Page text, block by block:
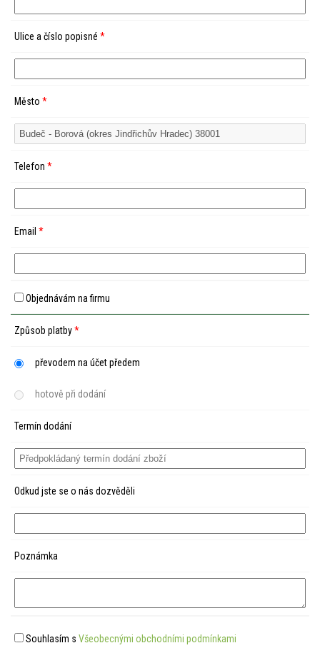
Ulice a číslo popisné *
Město *
Telefon *
Email *
Objednávám na firmu
Způsob platby*
převodem na účet předem
hotově při dodání
Termín dodání
Odkud jste se o nás dozvěděli
Poznámka
Souhlasím s Všeobecnými obchodními podmínkami